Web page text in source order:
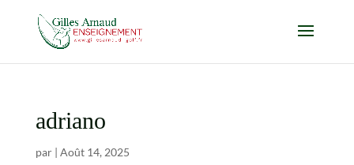
adriano
par | Août 14, 2025